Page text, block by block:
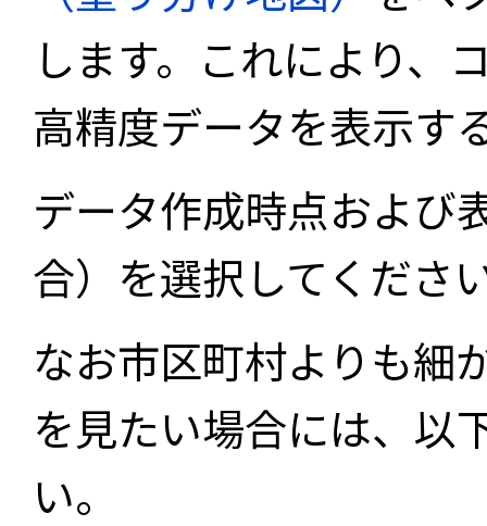
します。これにより、
高精度データを表示す
データ作成時点および
合）を選択してくださ
なお市区町村よりも細
を見たい場合には、以
い。